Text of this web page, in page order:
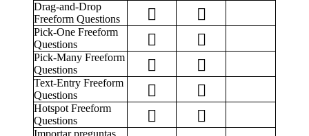
Drag-and-Drop
Freeform Questions
Pick-One Freeform
Questions
Pick-Many Freeform
Questions
Text-Entry Freeform
Questions
Hotspot Freeform
Questions
Importar preguntas